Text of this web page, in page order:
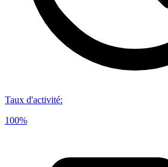
Taux d'activité:
100%